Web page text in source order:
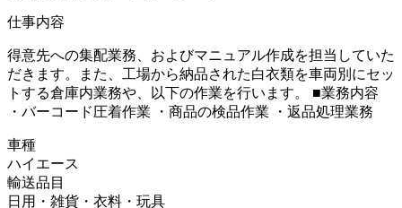
仕事内容
得意先への集配業務、およびマニュアル作成を担当していた
だきます。また、工場から納品された白衣類を車両別にセッ
トする倉庫内業務や、以下の作業を行います。 ■業務内容
・バーコード圧着作業 ・商品の検品作業 ・返品処理業務
車種
ハイエース
輸送品目
日用・雑貨・衣料・玩具